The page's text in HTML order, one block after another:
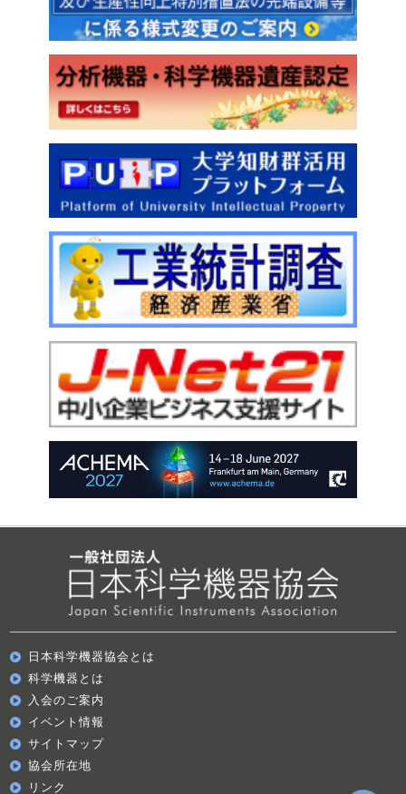
日本科学機器協会とは
科学機器とは
入会のご案内
イベント情報
サイトマップ
協会所在地
リンク